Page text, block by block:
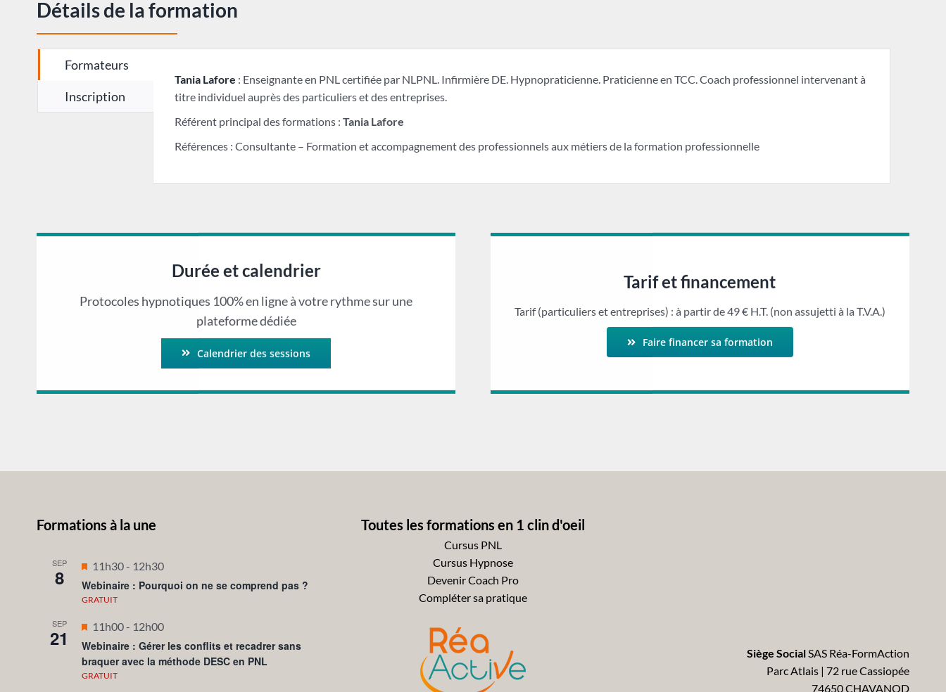
Détails de la formation
Formateurs
Inscription
Tania Lafore : Enseignante en PNL certifiée par NLPNL. Infirmière DE. Hypnopraticienne. Praticienne en TCC. Coach professionnel intervenant à
titre individuel auprès des particuliers et des entreprises.
Référent principal des formations : Tania Lafore
Références : Consultante – Formation et accompagnement des professionnels aux métiers de la formation professionnelle
Durée et calendrier
Protocoles hypnotiques 100% en ligne à votre rythme sur une
plateforme dédiée
Calendrier des sessions
Tarif et financement
Tarif (particuliers et entreprises) : à partir de 49 € H.T. (non assujetti à la T.V.A.)
Faire financer sa formation
Formations à la une
SEP
8
Mis
en
avant
11h30- 12h30
Webinaire : Pourquoi on ne se comprend pas ?
GRATUIT
SEP
21
Mis
en
avant
11h00- 12h00
Webinaire : Gérer les conflits et recadrer sans
braquer avec la méthode DESC en PNL
GRATUIT
Toutes les formations en 1 clin d'oeil
Cursus PNL
Cursus Hypnose
Devenir Coach Pro
Compléter sa pratique
Siège SocialSAS Réa-FormAction
Parc Atlais | 72 rue Cassiopée
74650 CHAVANOD